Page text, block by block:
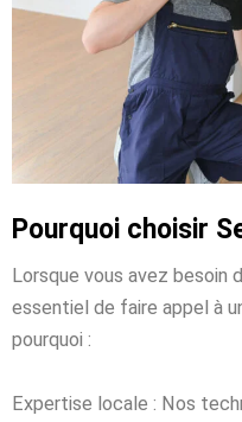
Pourquoi choisir
Lorsque vous avez besoin
essentiel de faire appel à
pourquoi :
Expertise locale : Nos